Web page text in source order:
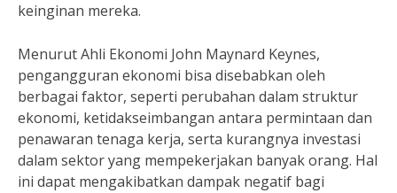
keinginan mereka.
Menurut Ahli Ekonomi John Maynard Keynes,
pengangguran ekonomi bisa disebabkan oleh
berbagai faktor, seperti perubahan dalam struktur
ekonomi, ketidakseimbangan antara permintaan dan
penawaran tenaga kerja, serta kurangnya investasi
dalam sektor yang mempekerjakan banyak orang. Hal
ini dapat mengakibatkan dampak negatif bagi